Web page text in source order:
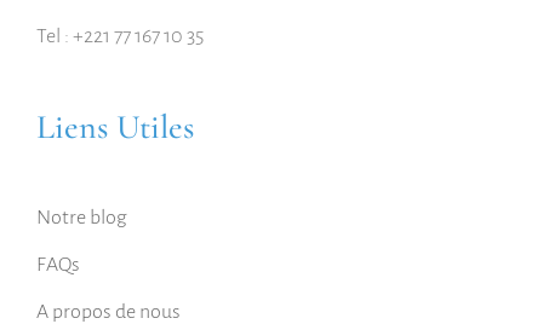
Tel : +221 77 167 10 35
Liens Utiles
Notre blog
FAQs
A propos de nous